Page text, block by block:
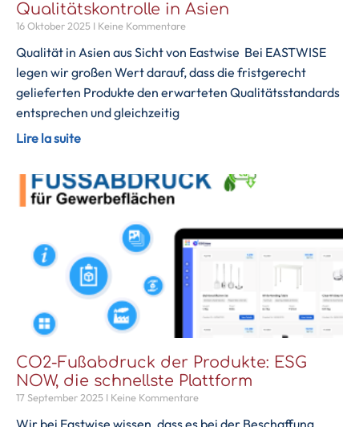
Qualitätskontrolle in Asien
16 Oktober 2025 Keine Kommentare
Qualität in Asien aus Sicht von Eastwise Bei EASTWISE
legen wir großen Wert darauf, dass die fristgerecht
gelieferten Produkte den erwarteten Qualitätsstandards
entsprechen und gleichzeitig
Lire la suite
CO2-Fußabdruck der Produkte: ESG
NOW, die schnellste Plattform
17 September 2025 Keine Kommentare
Wir bei Eastwise wissen, dass es bei der Beschaffung